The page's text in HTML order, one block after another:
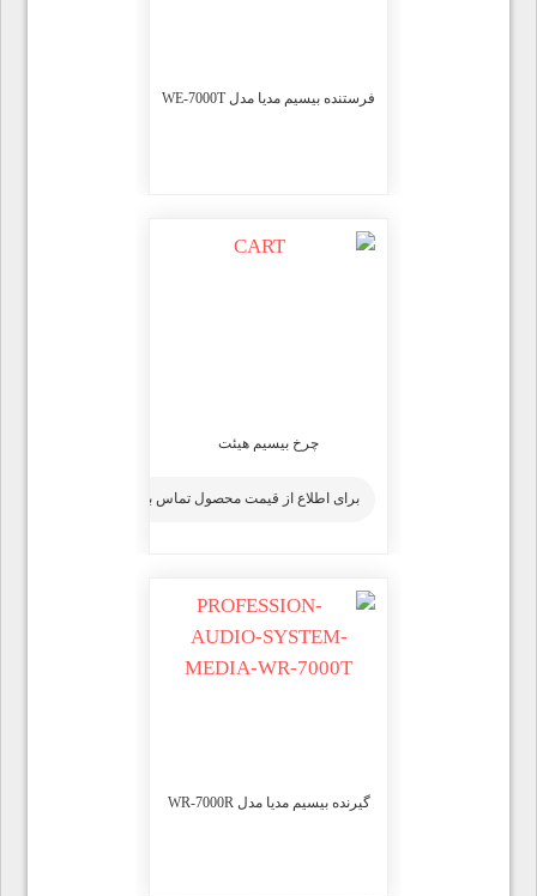
فرستنده بیسیم مدیا مدل WE-7000T
چرخ بیسیم هیئت
برای اطلاع از قیمت محصول تماس بگیرید
گیرنده بیسیم مدیا مدل WR-7000R